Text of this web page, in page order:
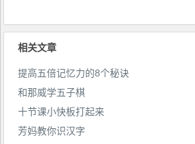
相关文章
提高五倍记忆力的8个秘诀
和那威学五子棋
十节课小快板打起来
芳妈教你识汉字